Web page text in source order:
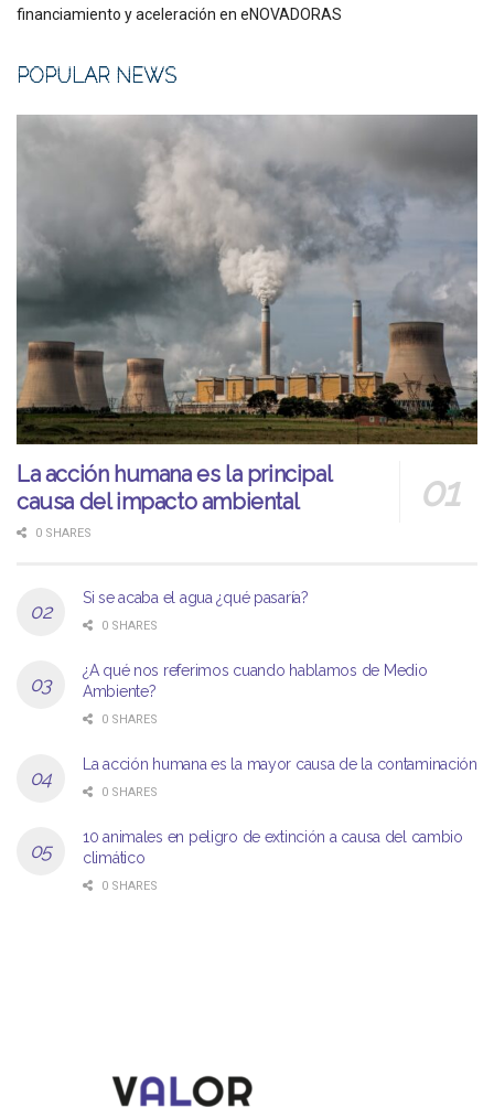
financiamiento y aceleración en eNOVADORAS
POPULAR NEWS
La acción humana es la principal
causa del impacto ambiental
0 SHARES
Si se acaba el agua ¿qué pasaría?
0 SHARES
¿A qué nos referimos cuando hablamos de Medio
Ambiente?
0 SHARES
La acción humana es la mayor causa de la contaminación
0 SHARES
10 animales en peligro de extinción a causa del cambio
climático
0 SHARES